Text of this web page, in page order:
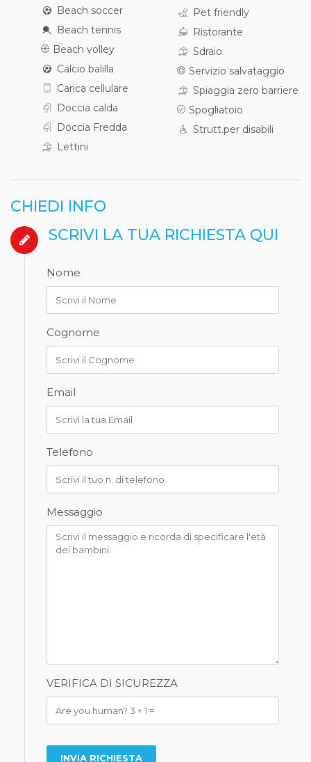
Beach soccer
Beach tennis
Beach volley
Calcio balilla
Carica cellulare
Doccia calda
Doccia Fredda
Lettini
Pet friendly
Ristorante
Sdraio
Servizio salvataggio
Spiaggia zero barriere
Spogliatoio
Strutt.per disabili
CHIEDI INFO
SCRIVI LA TUA RICHIESTA QUI
Nome
Cognome
Email
Telefono
Messaggio
VERIFICA DI SICUREZZA